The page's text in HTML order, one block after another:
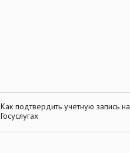
Как подтвердить учетную запись на
Госуслугах